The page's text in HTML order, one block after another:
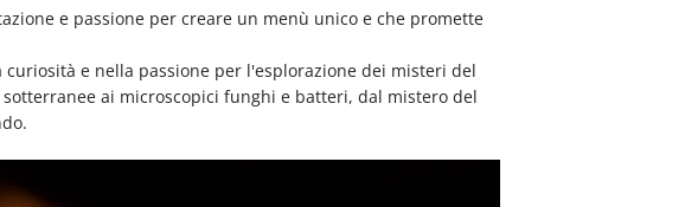
e passione per creare un menù unico e che promette
curiosità e nella passione per l'esplorazione dei misteri del
ai microscopici funghi e batteri, dal mistero del